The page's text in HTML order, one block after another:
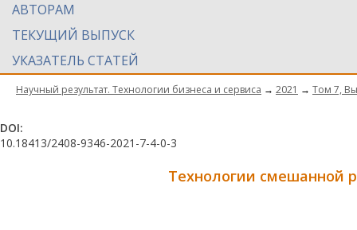
АВТОРАМ
ТЕКУЩИЙ ВЫПУСК
УКАЗАТЕЛЬ СТАТЕЙ
Научный результат. Технологии бизнеса и сервиса → 2021 → Том 7,
DOI:
10.18413/2408-9346-2021-7-4-0-3
Технологии смешанной